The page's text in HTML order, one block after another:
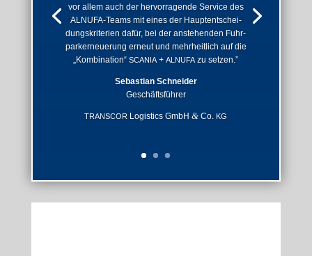
vor allem auch der her­vor­ra­gen­de Ser­vice des
ALNU­FA-Teams mit eines der Haupt­ent­schei­
dungs­kri­te­ri­en dafür, bei der anste­hen­den Fuhr­
park­erneue­rung erneut und mehr­heit­lich auf die
„Kom­bi­na­ti­on“SCANIA+ALNUFAzu setzen.”
Sebas­ti­an Schnei­der
Geschäfts­füh­rer
TRANSCOR Logi­stics GmbH& Co. KG